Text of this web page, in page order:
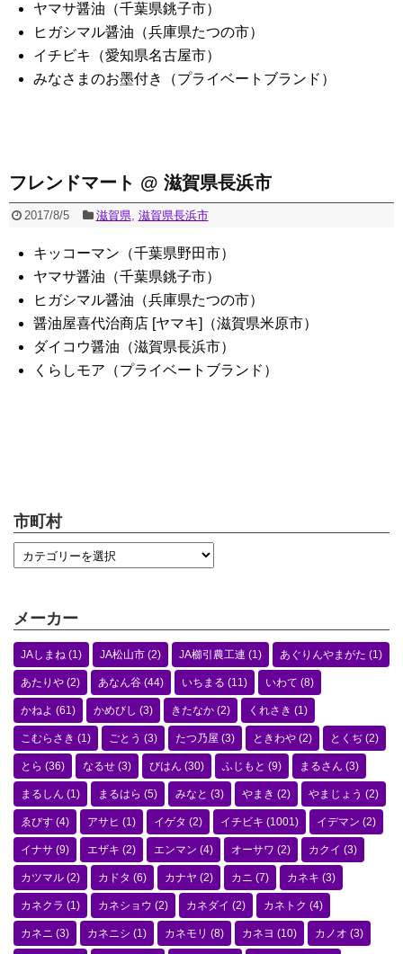
ヤマサ醤油（千葉県銚子市）
ヒガシマル醤油（兵庫県たつの市）
イチビキ（愛知県名古屋市）
みなさまのお墨付き（プライベートブランド）
フレンドマート @ 滋賀県長浜市
2017/8/5 滋賀県, 滋賀県長浜市
キッコーマン（千葉県野田市）
ヤマサ醤油（千葉県銚子市）
ヒガシマル醤油（兵庫県たつの市）
醤油屋喜代治商店 [ヤマキ]（滋賀県米原市）
ダイコウ醤油（滋賀県長浜市）
くらしモア（プライベートブランド）
市町村
メーカー
JAしまね (1) JA松山市 (2) JA櫛引農工連 (1) あぐりんやまがた (1)
あたりや (2) あなん谷 (44) いちまる (11) いわて (8)
かねよ (61) かめびし (3) きたなか (2) くれさき (1)
こむらさき (1) ごとう (3) たつ乃屋 (3) ときわや (2) とくぢ (2)
とら (36) なるせ (3) びはん (30) ふじもと (9) まるさん (3)
まるしん (1) まるはら (5) みなと (3) やまき (2) やまじょう (2)
ゑびす (4) アサヒ (1) イゲタ (2) イチビキ (1001) イデマン (2)
イナサ (9) エザキ (2) エンマン (4) オーサワ (2) カクイ (3)
カツマル (2) カドタ (6) カナヤ (2) カニ (7) カネキ (3)
カネクラ (1) カネショウ (2) カネダイ (2) カネトク (4)
カネニ (3) カネニシ (1) カネモリ (8) カネヨ (10) カノオ (3)